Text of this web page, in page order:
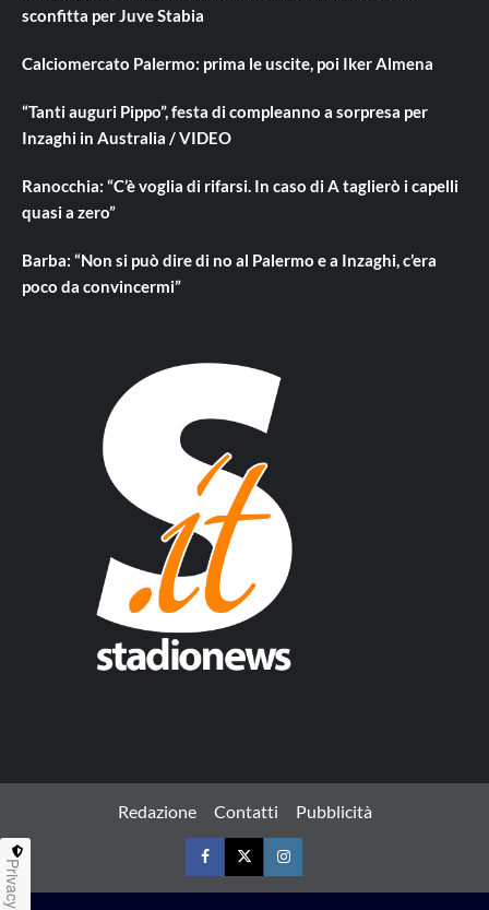
sconfitta per Juve Stabia
Calciomercato Palermo: prima le uscite, poi Iker Almena
“Tanti auguri Pippo”, festa di compleanno a sorpresa per
Inzaghi in Australia / VIDEO
Ranocchia: “C’è voglia di rifarsi. In caso di A taglierò i capelli
quasi a zero”
Barba: “Non si può dire di no al Palermo e a Inzaghi, c’era
poco da convincermi”
Redazione Contatti Pubblicità
FacebookTwitterInstagram
Privacy